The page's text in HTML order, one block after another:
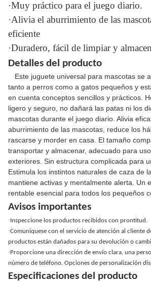
·Muy práctico para el juego diario.
·Alivia el aburrimiento de las
eficiente
·Duradero, fácil de limpiar y
Detalles del producto
Este juguete universal para mascotas se
tanto a perros como a gatos pequeños y
en cuenta conceptos sencillos y prácticos.
ligero y seguro, no dañará las patas ni los
mascotas durante el juego diario. Alivia
aburrimiento de las mascotas, reduce los
rascarse y morder en casa. El tamaño
transportar y almacenar, adecuado para
exteriores. Sin estructura complicada para
Estimula los instintos naturales de caza de
mantiene activas y mentalmente alerta. Un
rentable esencial para todos los pequeños
Avisos importantes
·Inspeccione los productos recibidos con prontitud.
·Comuníquese con el servicio de atención al cliente
productos están dañados para su devolución o
·Proporcione una dirección de envío clara, una
número de teléfono. Opciones de personalización
Especificaciones del producto